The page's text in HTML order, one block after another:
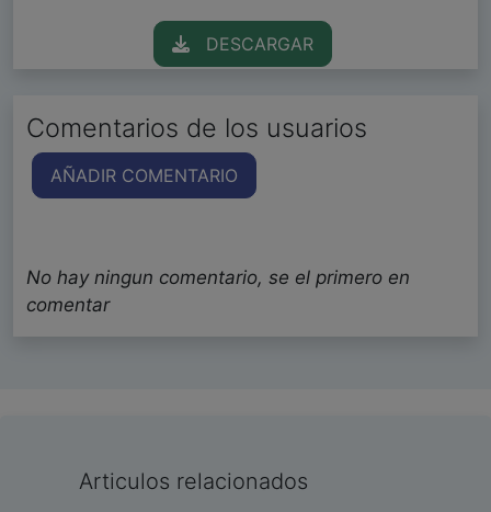
DESCARGAR
Comentarios de los usuarios
AÑADIR COMENTARIO
No hay ningun comentario, se el primero en
comentar
Articulos relacionados